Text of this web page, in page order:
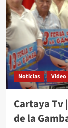
Noticias Video
Cartaya Tv
de la